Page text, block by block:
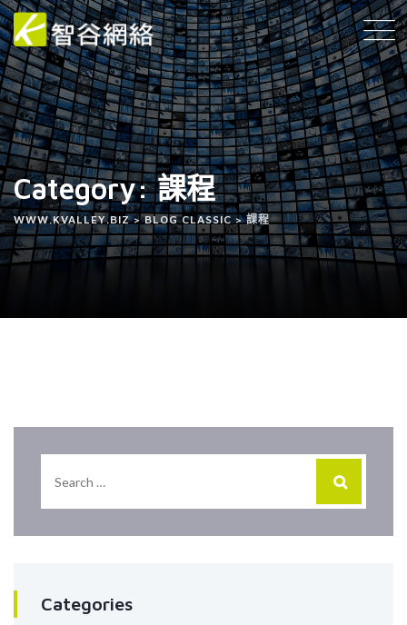
Category: 課程
WWW.KVALLEY.BIZ>BLOG CLASSIC>課程
Categories